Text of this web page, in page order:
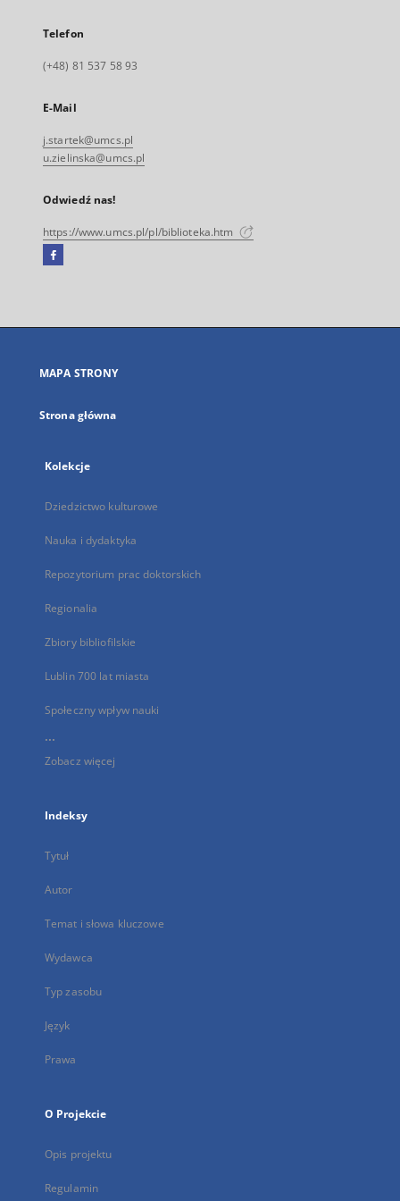
Telefon
(+48) 81 537 58 93
E-Mail
j.startek@umcs.pl
u.zielinska@umcs.pl
Odwiedź nas!
https://www.umcs.pl/pl/biblioteka.htm
Facebook
się
karcie
MAPA STRONY
Strona główna
Kolekcje
Dziedzictwo kulturowe
Nauka i dydaktyka
Repozytorium prac doktorskich
Regionalia
Zbiory bibliofilskie
Lublin 700 lat miasta
Społeczny wpływ nauki
...
Zobacz więcej
Indeksy
Tytuł
Autor
Temat i słowa kluczowe
Wydawca
Typ zasobu
Język
Prawa
O Projekcie
Opis projektu
Regulamin